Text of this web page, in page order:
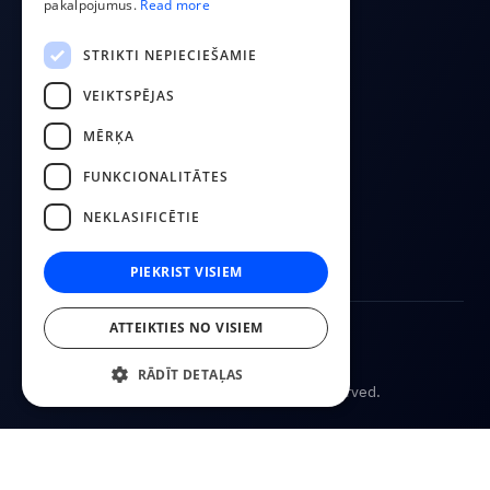
Kontakti
Blogs
SEKO MUMS
YouTube
Facebook
LinkedIn
CostPocket. All rights reserved.
Privātuma politika
Pakalpojuma noteikumi
pakalpojumus. Read more
STRIKTI NEPIECIEŠAMIE
VEIKTSPĒJAS
MĒRĶA
FUNKCIONALITĀTES
NEKLASIFICĒTIE
PIEKRIST VISIEM
ATTEIKTIES NO VISIEM
RĀDĪT DETAĻAS